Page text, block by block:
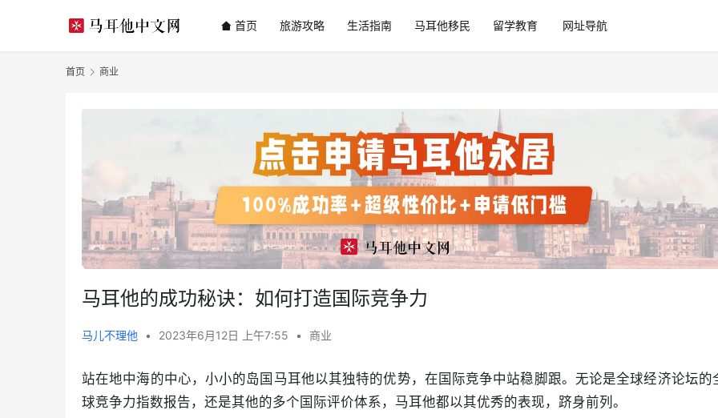
首页 旅游攻略 生活指南 马耳他移民 留学教育 网址导航
首页 商业
马耳他的成功秘诀：如何打造国际竞争力
马儿不理他 • 2023年6月12日 上午7:55 • 商业
站在地中海的中心，小小的岛国马耳他以其独特的优势，在国际竞争中站稳脚跟。无论是全球经济论坛的
球竞争力指数报告，还是其他的多个国际评价体系，马耳他都以其优秀的表现，跻身前列。